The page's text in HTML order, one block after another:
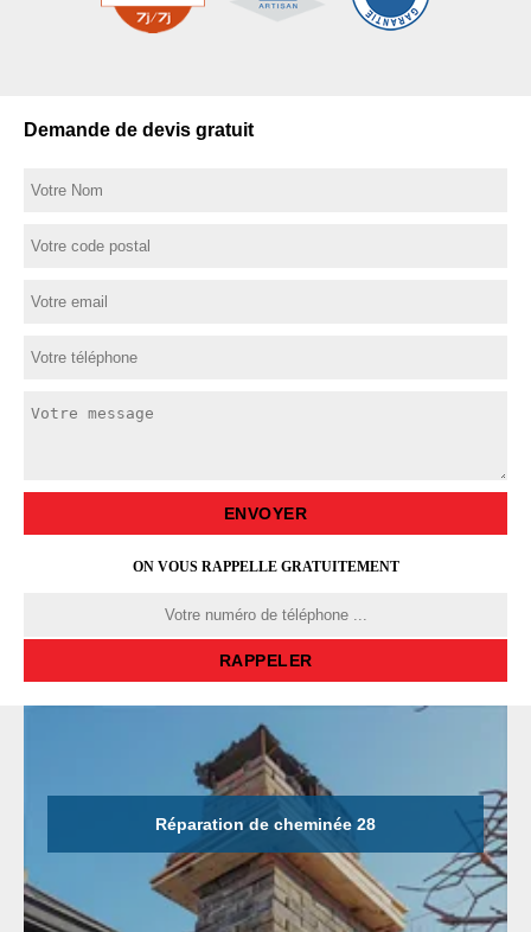
Demande de devis gratuit
ON VOUS RAPPELLE GRATUITEMENT
Réparation de cheminée 28